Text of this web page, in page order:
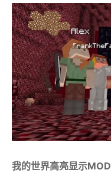
我的世界高亮显示MOD